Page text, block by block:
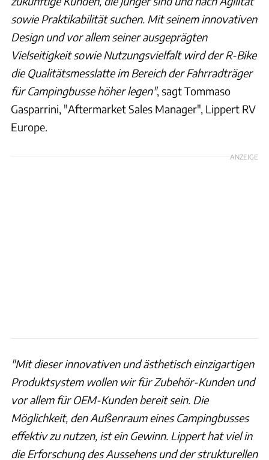
sowie Praktikabilität suchen. Mit seinem innovativen
Design und vor allem seiner ausgeprägten
Vielseitigkeit sowie Nutzungsvielfalt wird der R-Bike
die Qualitätsmesslatte im Bereich der Fahrradträger
für Campingbusse höher legen", sagt Tommaso
Gasparrini, "Aftermarket Sales Manager", Lippert RV
Europe.
ANZEIGE
"Mit dieser innovativen und ästhetisch einzigartigen
Produktsystem wollen wir für Zubehör-Kunden und
vor allem für OEM-Kunden bereit sein. Die
Möglichkeit, den Außenraum eines Campingbusses
effektiv zu nutzen, ist ein Gewinn. Lippert hat viel in
die Erforschung des Aussehens und der strukturellen